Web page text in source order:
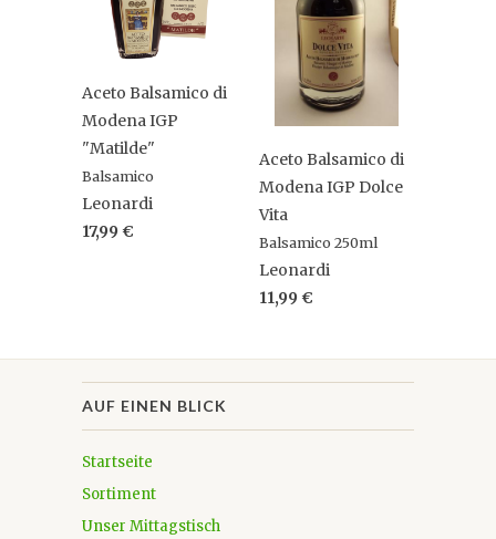
Aceto Balsamico di
Modena IGP
"Matilde"
Balsamico
Leonardi
17,99 €
Aceto Balsamico di
Modena IGP Dolce
Vita
Balsamico 250ml
Leonardi
11,99 €
AUF EINEN BLICK
Startseite
Sortiment
Unser Mittagstisch